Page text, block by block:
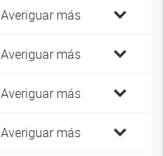
Averiguar más
Averiguar más
Averiguar más
Averiguar más